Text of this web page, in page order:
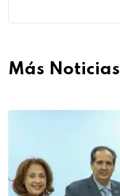
Más Noticias